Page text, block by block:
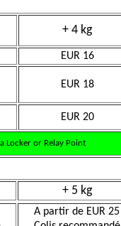
+ 4 kg
EUR 16
EUR 18
EUR 20
Locker or Relay Point
+ 5 kg
A partir de EUR 25